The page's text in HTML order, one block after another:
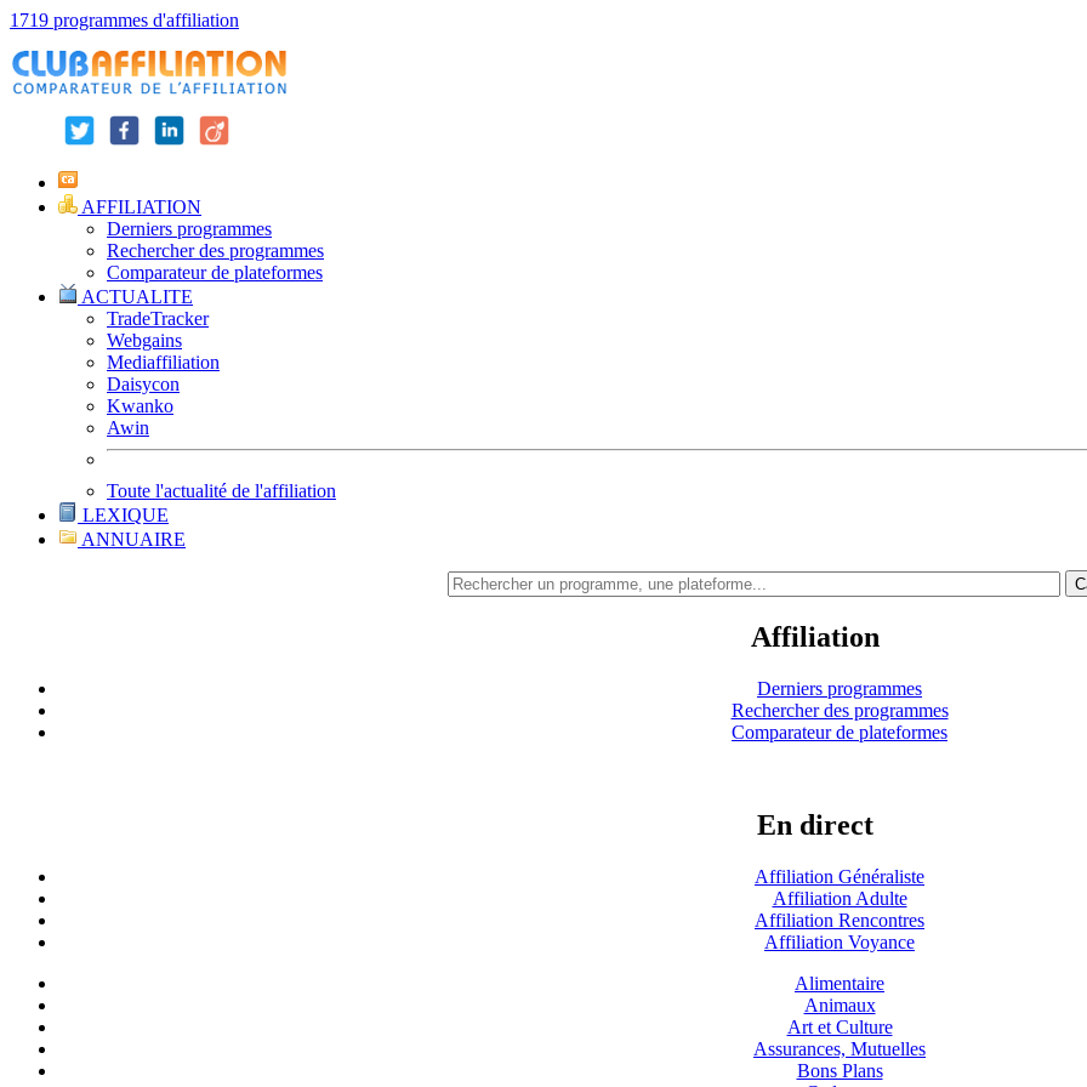
1719 programmes d'affiliation
AFFILIATION
Derniers programmes
Rechercher des programmes
Comparateur de plateformes
ACTUALITE
TradeTracker
Webgains
Mediaffiliation
Daisycon
Kwanko
Awin
Toute l'actualité de l'affiliation
LEXIQUE
ANNUAIRE
Affiliation
Derniers programmes
Rechercher des programmes
Comparateur de plateformes
En direct
Affiliation Généraliste
Affiliation Adulte
Affiliation Rencontres
Affiliation Voyance
Alimentaire
Animaux
Art et Culture
Assurances, Mutuelles
Bons Plans